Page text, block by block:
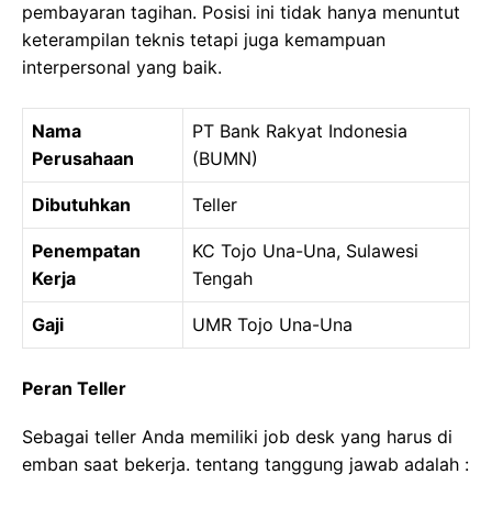
pembayaran tagihan. Posisi ini tidak hanya menuntut
keterampilan teknis tetapi juga kemampuan
interpersonal yang baik.
Nama
Perusahaan
PT Bank Rakyat Indonesia
(BUMN)
Dibutuhkan Teller
Penempatan
Kerja
KC Tojo Una-Una, Sulawesi
Tengah
Gaji UMR Tojo Una-Una
Peran Teller
Sebagai teller Anda memiliki job desk yang harus di
emban saat bekerja. tentang tanggung jawab adalah :